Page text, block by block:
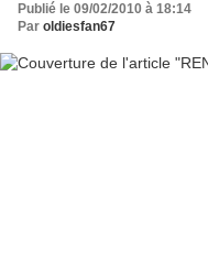
Publié le 09/02/2010 à 18:14
Par oldiesfan67